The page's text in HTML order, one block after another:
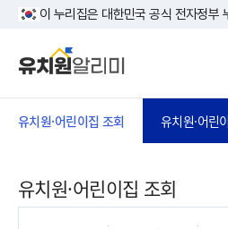
본문 바로가
이 누리집은 대한민국 공식 전자정부
유치원·어린이집 조회 유치원·어린
유치원·어린이집 조회